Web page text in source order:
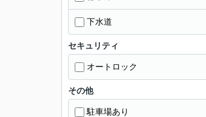
下水道
セキュリティ
オートロック
その他
駐車場あり